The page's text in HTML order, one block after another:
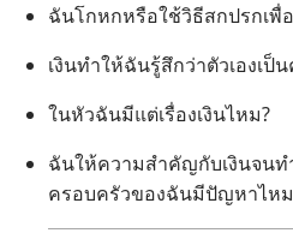
ฉันโกหกหรือใช้วิธีสกปรกเพื่อ
เงินทำให้ฉันรู้สึกว่าตัวเองเป็น
ในหัวฉันมีแต่เรื่องเงินไหม?
ฉันให้ความสำคัญกับเงินจนท
ครอบครัวของฉันมีปัญหาไห